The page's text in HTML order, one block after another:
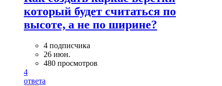
который будет считаться по
высоте, а не по ширине?
4 подписчика
26 июн.
480 просмотров
4
ответа